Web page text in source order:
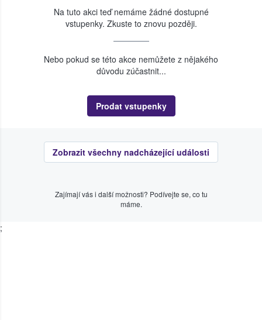
Na tuto akci teď nemáme žádné dostupné
vstupenky. Zkuste to znovu později.
Nebo pokud se této akce nemůžete z nějakého
důvodu zúčastnit...
Prodat vstupenky
Zobrazit všechny nadcházející události
Zajímají vás i další možnosti? Podívejte se, co tu
máme.
;